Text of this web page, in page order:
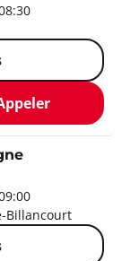
Billancourt